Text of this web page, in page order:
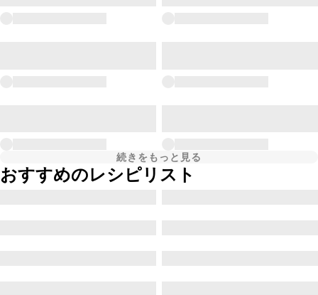
続きをもっと見る
おすすめのレシピリスト